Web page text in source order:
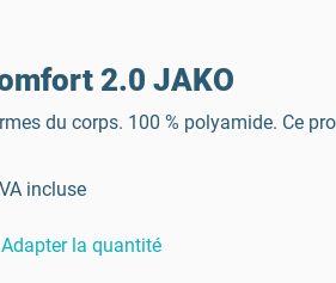
2.0 JAKO
du corps. 100 % polyamide. Ce
incluse
Adapter la quantité